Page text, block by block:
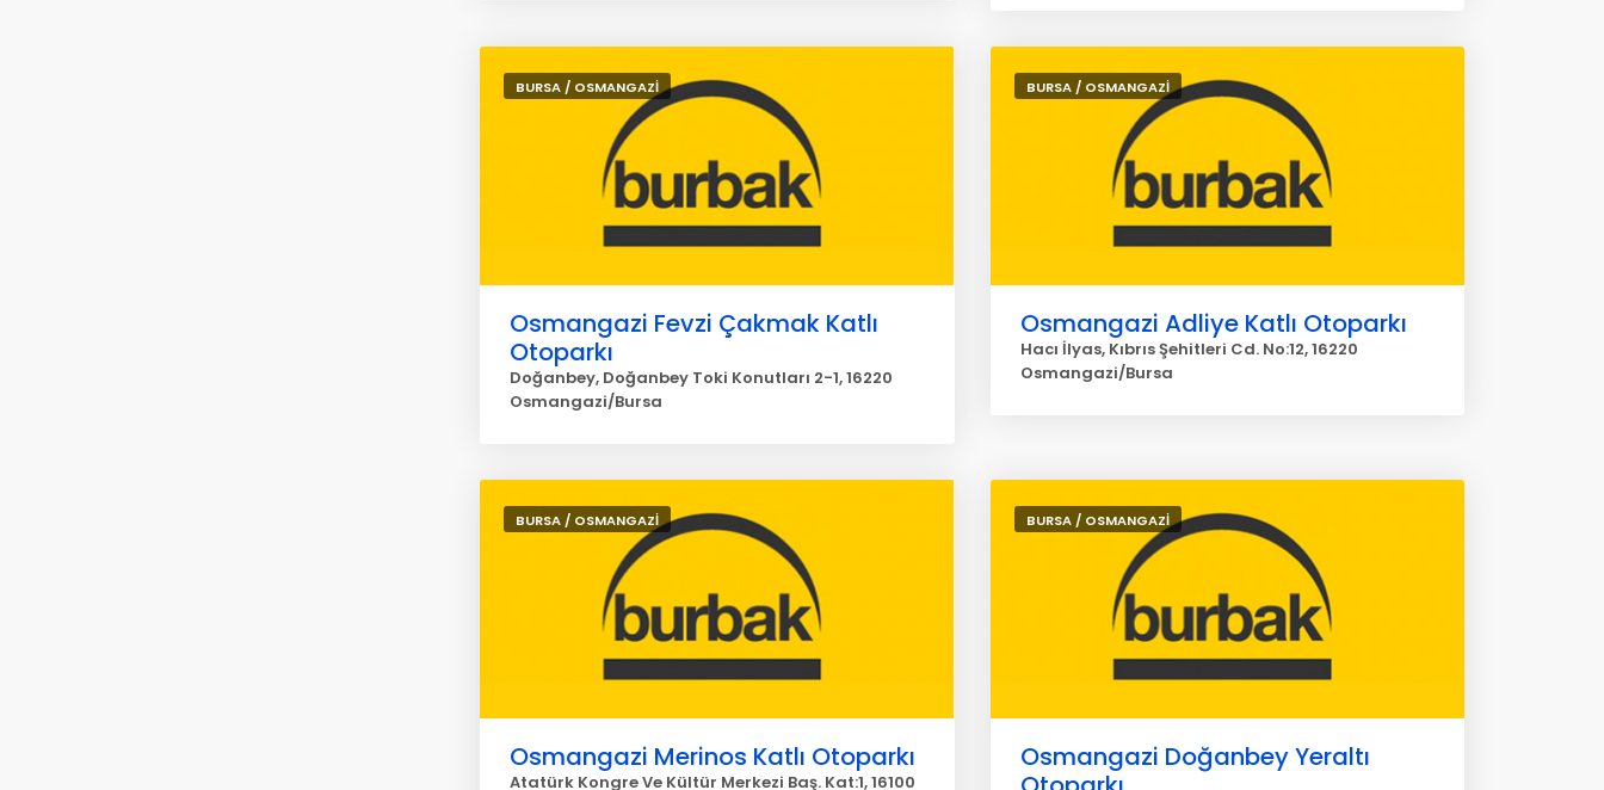
BURSA / OSMANGAZİ
Osmangazi Fevzi Çakmak Katlı
Otoparkı
Doğanbey, Doğanbey Toki Konutları 2-1, 16220
Osmangazi/Bursa
BURSA / OSMANGAZİ
Osmangazi Adliye Katlı Otoparkı
Hacı İlyas, Kıbrıs Şehitleri Cd. No:12, 16220
Osmangazi/Bursa
BURSA / OSMANGAZİ
Osmangazi Merinos Katlı Otoparkı
Atatürk Kongre Ve Kültür Merkezi Baş. Kat:1, 16100
BURSA / OSMANGAZİ
Osmangazi Doğanbey Yeraltı